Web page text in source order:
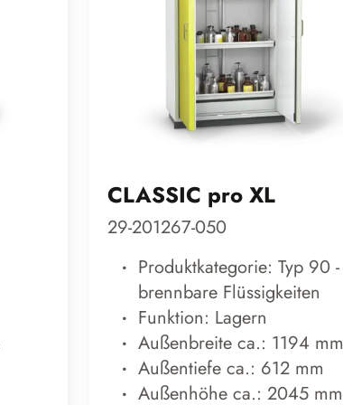
CLASSIC pro XL
29-201267-050
Produktkategorie: Typ 90 -
brennbare Flüssigkeiten
Funktion: Lagern
Außenbreite ca.: 1194 mm
Außentiefe ca.: 612 mm
Außenhöhe ca.: 2045 mm